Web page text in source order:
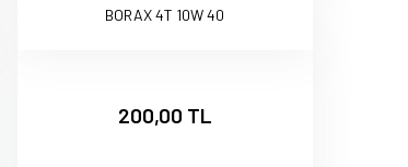
BORAX 4T 10W 40
200,00 TL